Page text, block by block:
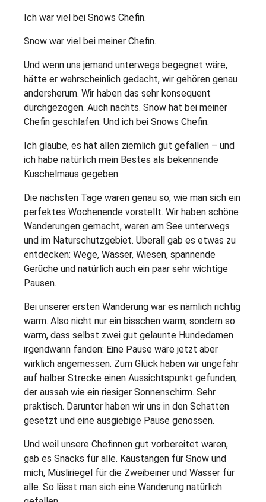
Ich war viel bei Snows Chefin.
Snow war viel bei meiner Chefin.
Und wenn uns jemand unterwegs begegnet wäre,
hätte er wahrscheinlich gedacht, wir gehören genau
andersherum. Wir haben das sehr konsequent
durchgezogen. Auch nachts. Snow hat bei meiner
Chefin geschlafen. Und ich bei Snows Chefin.
Ich glaube, es hat allen ziemlich gut gefallen – und
ich habe natürlich mein Bestes als bekennende
Kuschelmaus gegeben.
Die nächsten Tage waren genau so, wie man sich ein
perfektes Wochenende vorstellt. Wir haben schöne
Wanderungen gemacht, waren am See unterwegs
und im Naturschutzgebiet. Überall gab es etwas zu
entdecken: Wege, Wasser, Wiesen, spannende
Gerüche und natürlich auch ein paar sehr wichtige
Pausen.
Bei unserer ersten Wanderung war es nämlich richtig
warm. Also nicht nur ein bisschen warm, sondern so
warm, dass selbst zwei gut gelaunte Hundedamen
irgendwann fanden: Eine Pause wäre jetzt aber
wirklich angemessen. Zum Glück haben wir ungefähr
auf halber Strecke einen Aussichtspunkt gefunden,
der aussah wie ein riesiger Sonnenschirm. Sehr
praktisch. Darunter haben wir uns in den Schatten
gesetzt und eine ausgiebige Pause genossen.
Und weil unsere Chefinnen gut vorbereitet waren,
gab es Snacks für alle. Kaustangen für Snow und
mich, Müsliriegel für die Zweibeiner und Wasser für
alle. So lässt man sich eine Wanderung natürlich